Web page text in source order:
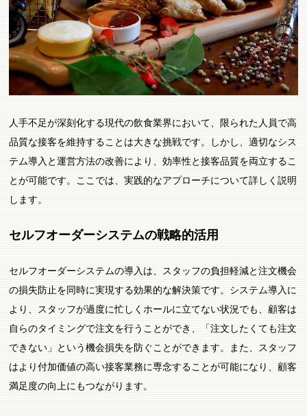
人手不足が深刻化する現代の飲食業界において、限られた人員で高
品質な接客を維持することは大きな挑戦です。しかし、適切なシス
テム導入と運営方法の改善により、効率性と接客品質を両立するこ
とが可能です。ここでは、実践的なアプローチについて詳しく説明
します。
セルフオーダーシステムの戦略的活用
セルフオーダーシステムの導入は、スタッフの負担軽減と注文機会
の損失防止を同時に実現する効果的な解決策です。システム導入に
より、スタッフが過度に忙しくホールに立てない状況でも、顧客は
自らのタイミングで注文を行うことができ、「注文したくても注文
できない」という機会損失を防ぐことができます。また、スタッフ
はより付加価値の高い接客業務に専念することが可能になり、顧客
満足度の向上にもつながります。